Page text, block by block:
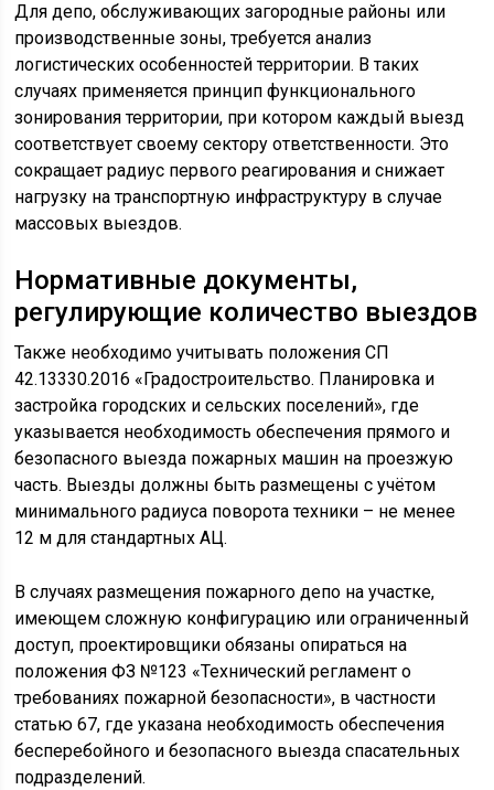
Для депо, обслуживающих загородные районы или
производственные зоны, требуется анализ
логистических особенностей территории. В таких
случаях применяется принцип функционального
зонирования территории, при котором каждый выезд
соответствует своему сектору ответственности. Это
сокращает радиус первого реагирования и снижает
нагрузку на транспортную инфраструктуру в случае
массовых выездов.
Нормативные документы,
регулирующие количество выездов
Также необходимо учитывать положения СП
42.13330.2016 «Градостроительство. Планировка и
застройка городских и сельских поселений», где
указывается необходимость обеспечения прямого и
безопасного выезда пожарных машин на проезжую
часть. Выезды должны быть размещены с учётом
минимального радиуса поворота техники – не менее
12 м для стандартных АЦ.
В случаях размещения пожарного депо на участке,
имеющем сложную конфигурацию или ограниченный
доступ, проектировщики обязаны опираться на
положения ФЗ №123 «Технический регламент о
требованиях пожарной безопасности», в частности
статью 67, где указана необходимость обеспечения
бесперебойного и безопасного выезда спасательных
подразделений.